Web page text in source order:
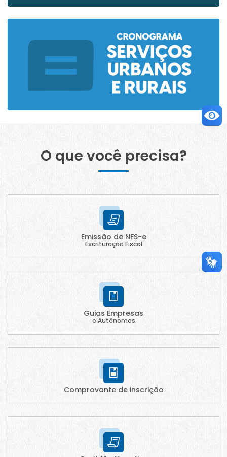
O que você precisa?
Emissão de NFS-e
Escrituração Fiscal
Guias Empresas
e Autônomos
Comprovante de inscrição